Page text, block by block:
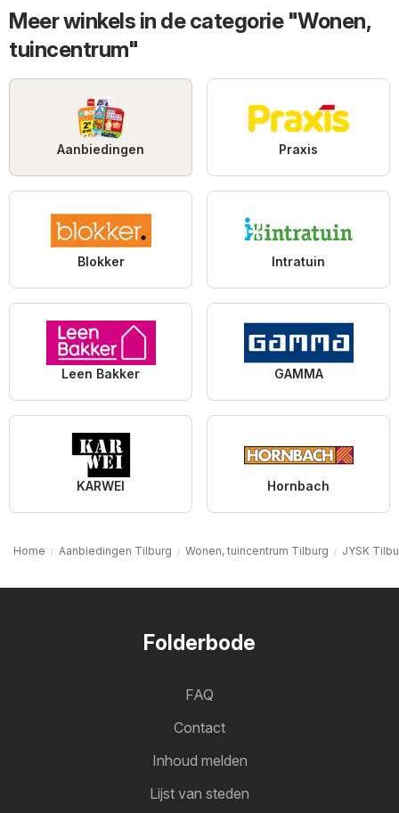
Meer winkels in de categorie "Wonen,
tuincentrum"
Aanbiedingen Praxis
Blokker Intratuin
Leen Bakker GAMMA
KARWEI Hornbach
Home Aanbiedingen Tilburg Wonen, tuincentrum Tilburg JYSK
Folderbode
FAQ
Contact
Inhoud melden
Lijst van steden